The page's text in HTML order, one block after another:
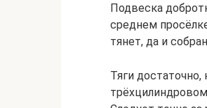
Подвеска
среднем
тянет, да и
Тяги